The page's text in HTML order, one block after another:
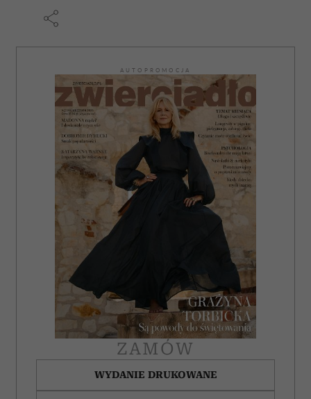
AUTOPROMOCJA
ZAMÓW
WYDANIE DRUKOWANE